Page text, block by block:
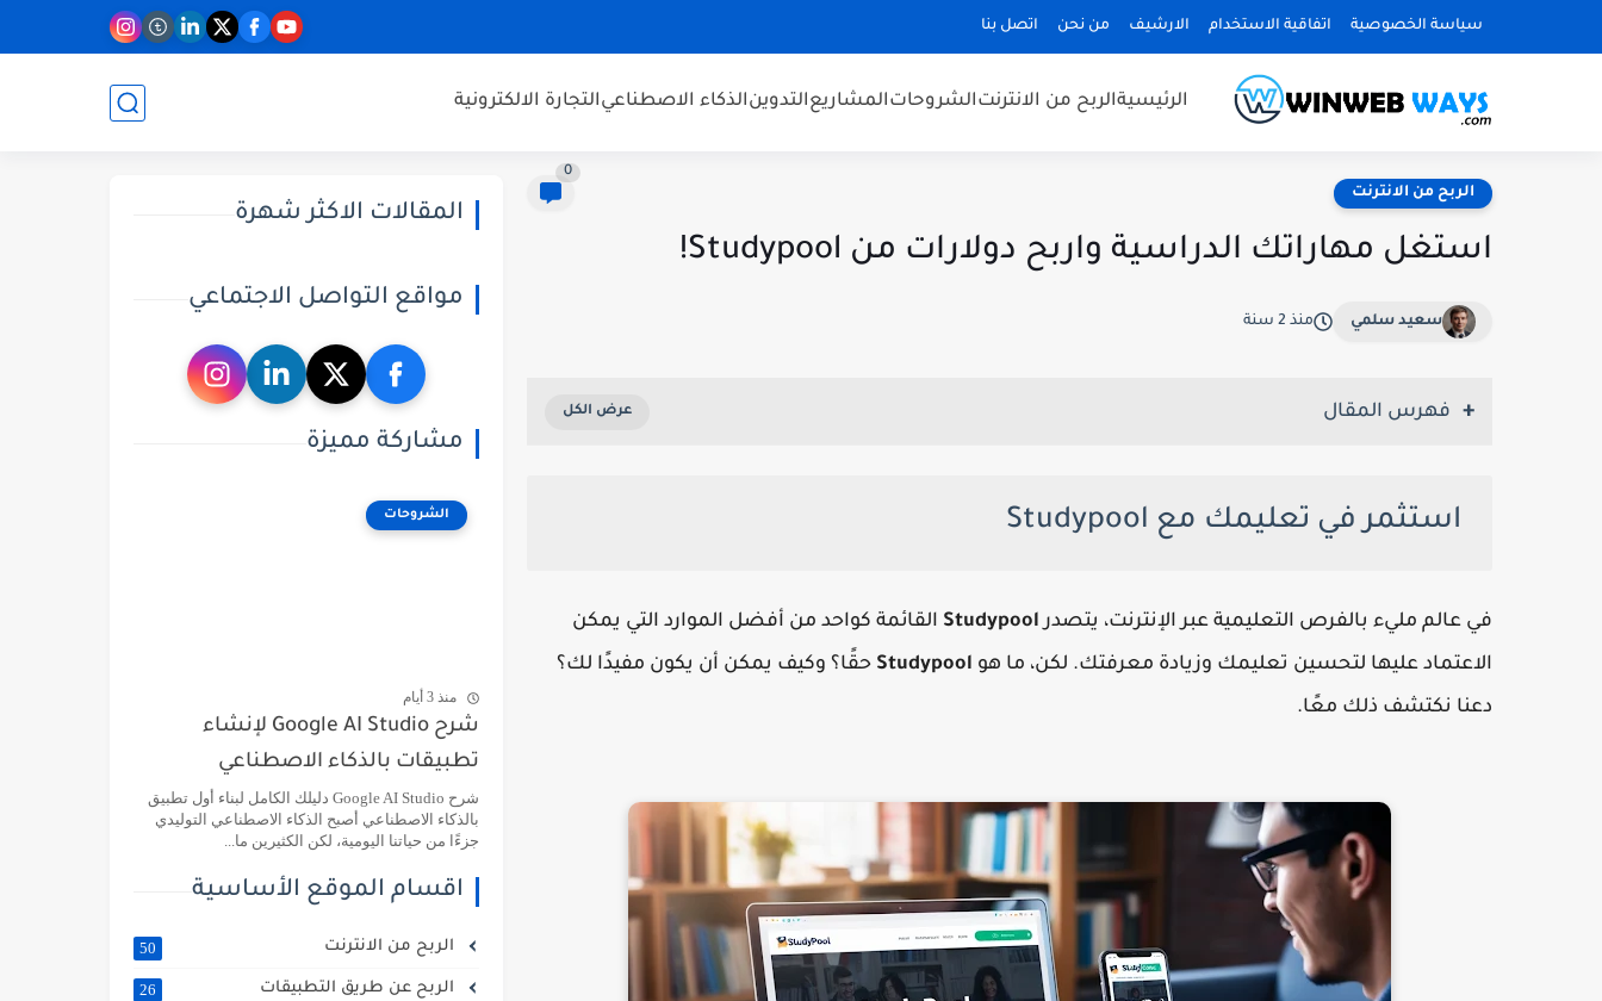
سياسة الخصوصية اتفاقية الاستخدام الارشيف من نحن اتصل بنا
الرئيسيةالربح من الانترنتالشروحاتالمشاريعالتدوينالذكاء الاصطناعيالتجارة الالكترونية
الربح من الانترنت
0
استغل مهاراتك الدراسية واربح دولارات من Studypool!
سعيد سلمي منذ 2 سنة
فهرس المقال
استثمر في تعليمك مع Studypool
في عالم مليء بالفرص التعليمية عبر الإنترنت، يتصدرStudypool القائمة كواحد من أفضل الموارد التي يمكن
الاعتماد عليها لتحسين تعليمك وزيادة معرفتك. لكن، ما هو Studypool حقًا؟ وكيف يمكن أن يكون مفيدًا لك؟
دعنا نكتشف ذلك معًا.
المقالات الاكثر شهرة
مواقع التواصل الاجتماعي
مشاركة مميزة
الشروحات
منذ 3 أيام
شرح Google AI Studio لإنشاء
تطبيقات بالذكاء الاصطناعي
شرح Google AI Studio دليلك الكامل لبناء أول تطبيق
بالذكاء الاصطناعي أصبح الذكاء الاصطناعي التوليدي
جزءًا من حياتنا اليومية، لكن الكثيرين ما...
اقسام الموقع الأساسية
الربح من الانترنت 50
الربح عن طريق التطبيقات 26